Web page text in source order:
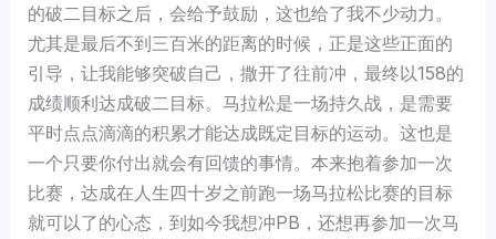
的破二目标之后，会给予鼓励，这也给了我不少动力。
尤其是最后不到三百米的距离的时候，正是这些正面的
引导，让我能够突破自己，撒开了往前冲，最终以158的
成绩顺利达成破二目标。马拉松是一场持久战，是需要
平时点点滴滴的积累才能达成既定目标的运动。这也是
一个只要你付出就会有回馈的事情。本来抱着参加一次
比赛，达成在人生四十岁之前跑一场马拉松比赛的目标
就可以了的心态，到如今我想冲PB，还想再参加一次马